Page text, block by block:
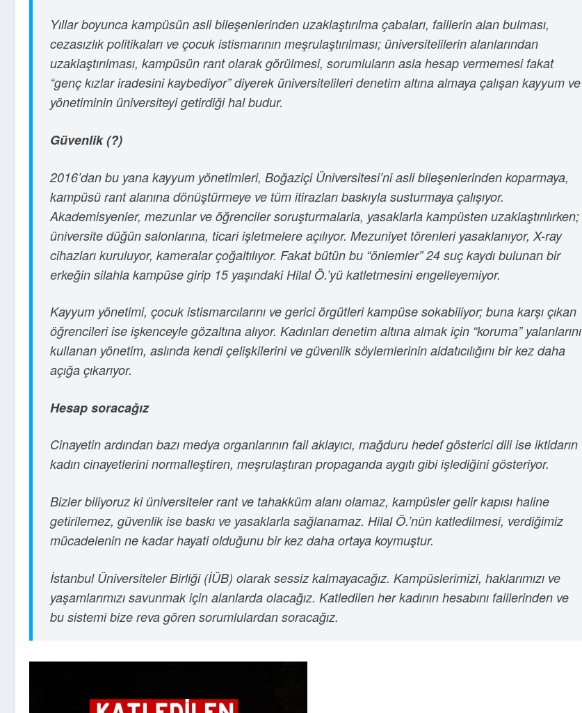
Yıllar boyunca kampüsün asli bileşenlerinden uzaklaştırılma çabaları, faillerin alan bulması,
cezasızlık politikaları ve çocuk istismarının meşrulaştırılması; üniversitelilerin alanlarından
uzaklaştırılması, kampüsün rant olarak görülmesi, sorumluların asla hesap vermemesi fakat
“genç kızlar iradesini kaybediyor” diyerek üniversitelileri denetim altına almaya çalışan kayyum ve
yönetiminin üniversiteyi getirdiği hal budur.
Güvenlik (?)
2016’dan bu yana kayyum yönetimleri, Boğaziçi Üniversitesi’ni asli bileşenlerinden koparmaya,
kampüsü rant alanına dönüştürmeye ve tüm itirazları baskıyla susturmaya çalışıyor.
Akademisyenler, mezunlar ve öğrenciler soruşturmalarla, yasaklarla kampüsten uzaklaştırılırken;
üniversite düğün salonlarına, ticari işletmelere açılıyor. Mezuniyet törenleri yasaklanıyor, X-ray
cihazları kuruluyor, kameralar çoğaltılıyor. Fakat bütün bu “önlemler” 24 suç kaydı bulunan bir
erkeğin silahla kampüse girip 15 yaşındaki Hilal Ö.’yü katletmesini engelleyemiyor.
Kayyum yönetimi, çocuk istismarcılarını ve gerici örgütleri kampüse sokabiliyor; buna karşı çıkan
öğrencileri ise işkenceyle gözaltına alıyor. Kadınları denetim altına almak için “koruma” yalanlarını
kullanan yönetim, aslında kendi çelişkilerini ve güvenlik söylemlerinin aldatıcılığını bir kez daha
açığa çıkarıyor.
Hesap soracağız
Cinayetin ardından bazı medya organlarının fail aklayıcı, mağduru hedef gösterici dili ise iktidarın
kadın cinayetlerini normalleştiren, meşrulaştıran propaganda aygıtı gibi işlediğini gösteriyor.
Bizler biliyoruz ki üniversiteler rant ve tahakküm alanı olamaz, kampüsler gelir kapısı haline
getirilemez, güvenlik ise baskı ve yasaklarla sağlanamaz. Hilal Ö.’nün katledilmesi, verdiğimiz
mücadelenin ne kadar hayati olduğunu bir kez daha ortaya koymuştur.
İstanbul Üniversiteler Birliği (İÜB) olarak sessiz kalmayacağız. Kampüslerimizi, haklarımızı ve
yaşamlarımızı savunmak için alanlarda olacağız. Katledilen her kadının hesabını faillerinden ve
bu sistemi bize reva gören sorumlulardan soracağız.